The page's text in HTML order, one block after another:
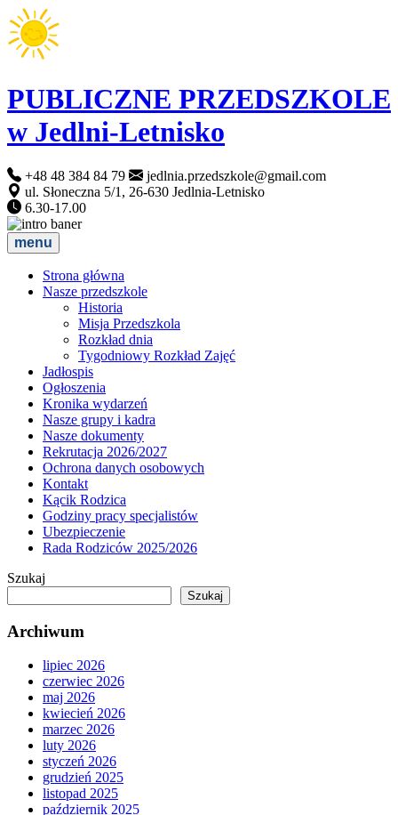
PUBLICZNE PRZEDSZKOLE
w Jedlni-Letnisko
+48 48 384 84 79
jedlnia.przedszkole@gmail.com
ul. Słoneczna 5/1, 26-630 Jedlnia-Letnisko
6.30-17.00
menu
Strona główna
Nasze przedszkole
Historia
Misja Przedszkola
Rozkład dnia
Tygodniowy Rozkład Zajęć
Jadłospis
Ogłoszenia
Kronika wydarzeń
Nasze grupy i kadra
Nasze dokumenty
Rekrutacja 2026/2027
Ochrona danych osobowych
Kontakt
Kącik Rodzica
Godziny pracy specjalistów
Ubezpieczenie
Rada Rodziców 2025/2026
Szukaj
Szukaj
Archiwum
lipiec 2026
czerwiec 2026
maj 2026
kwiecień 2026
marzec 2026
luty 2026
styczeń 2026
grudzień 2025
listopad 2025
październik 2025